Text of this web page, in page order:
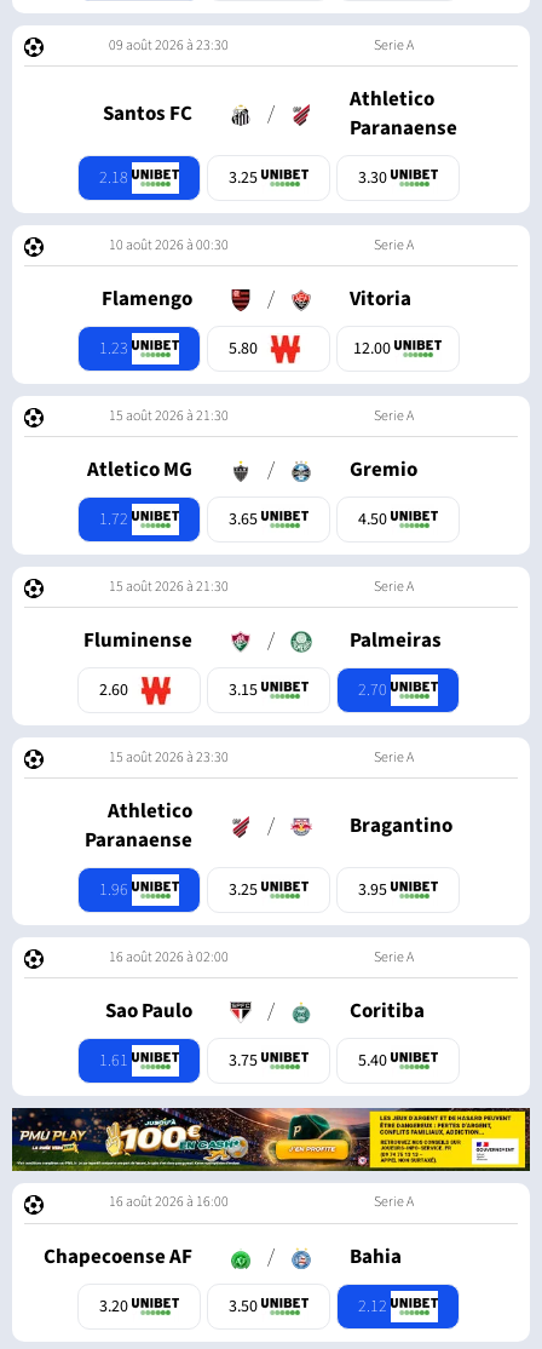
09 août 2026 à 23:30 Serie A
Santos FC /
Athletico
Paranaense
2.18 3.25 3.30
10 août 2026 à 00:30 Serie A
Flamengo / Vitoria
1.23 5.80 12.00
15 août 2026 à 21:30 Serie A
Atletico MG / Gremio
1.72 3.65 4.50
15 août 2026 à 21:30 Serie A
Fluminense / Palmeiras
2.60 3.15 2.70
15 août 2026 à 23:30 Serie A
Athletico
Paranaense
/ Bragantino
1.96 3.25 3.95
16 août 2026 à 02:00 Serie A
Sao Paulo / Coritiba
1.61 3.75 5.40
16 août 2026 à 16:00 Serie A
Chapecoense AF / Bahia
3.20 3.50 2.12